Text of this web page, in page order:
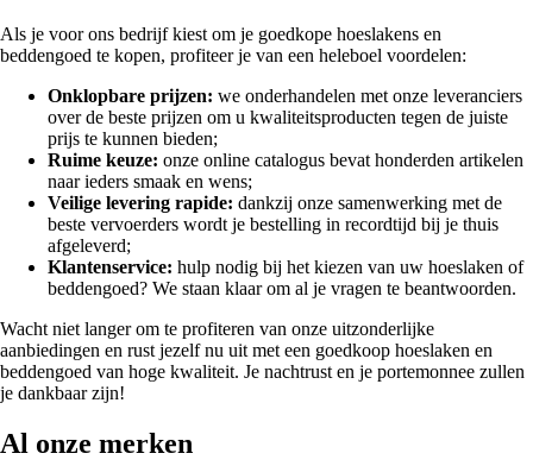
Als je voor ons bedrijf kiest om je goedkope hoeslakens en
beddengoed te kopen, profiteer je van een heleboel voordelen:
Onklopbare prijzen: we onderhandelen met onze leveranciers
over de beste prijzen om u kwaliteitsproducten tegen de juiste
prijs te kunnen bieden;
Ruime keuze: onze online catalogus bevat honderden artikelen
naar ieders smaak en wens;
Veilige levering rapide: dankzij onze samenwerking met de
beste vervoerders wordt je bestelling in recordtijd bij je thuis
afgeleverd;
Klantenservice: hulp nodig bij het kiezen van uw hoeslaken of
beddengoed? We staan klaar om al je vragen te beantwoorden.
Wacht niet langer om te profiteren van onze uitzonderlijke
aanbiedingen en rust jezelf nu uit met een goedkoop hoeslaken en
beddengoed van hoge kwaliteit. Je nachtrust en je portemonnee zullen
je dankbaar zijn!
Al onze merken